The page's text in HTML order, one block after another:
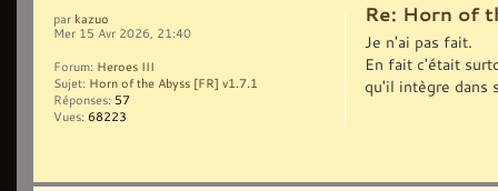
Re: Horn of
Je n'ai pas fait.
En fait c'était
qu'il intègre dans
par kazuo
Mer 15 Avr 2026, 21:40
Forum: Heroes III
Sujet: Horn of the Abyss [FR] v1.7.1
Réponses: 57
Vues: 68223